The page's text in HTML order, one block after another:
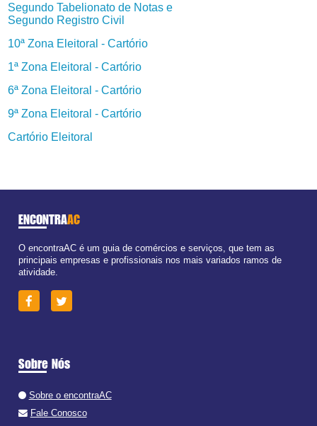
Segundo Tabelionato de Notas e
Segundo Registro Civil
10ª Zona Eleitoral - Cartório
1ª Zona Eleitoral - Cartório
6ª Zona Eleitoral - Cartório
9ª Zona Eleitoral - Cartório
Cartório Eleitoral
ENCONTRAAC
O encontraAC é um guia de comércios e serviços, que tem as
principais empresas e profissionais nos mais variados ramos de
atividade.
Sobre Nós
Sobre o encontraAC
Fale Conosco